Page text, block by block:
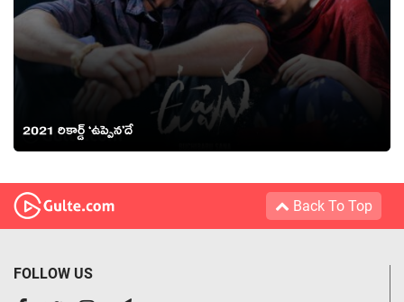
2021 రికార్డ్ ‘ఉప్పెన’దే
Back To Top
FOLLOW US